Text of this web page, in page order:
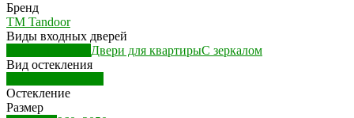
Бренд
ТМ Tandoor
Виды входных дверей
Двери для квартирыС зеркалом
Вид остекления
Остекление
Размер